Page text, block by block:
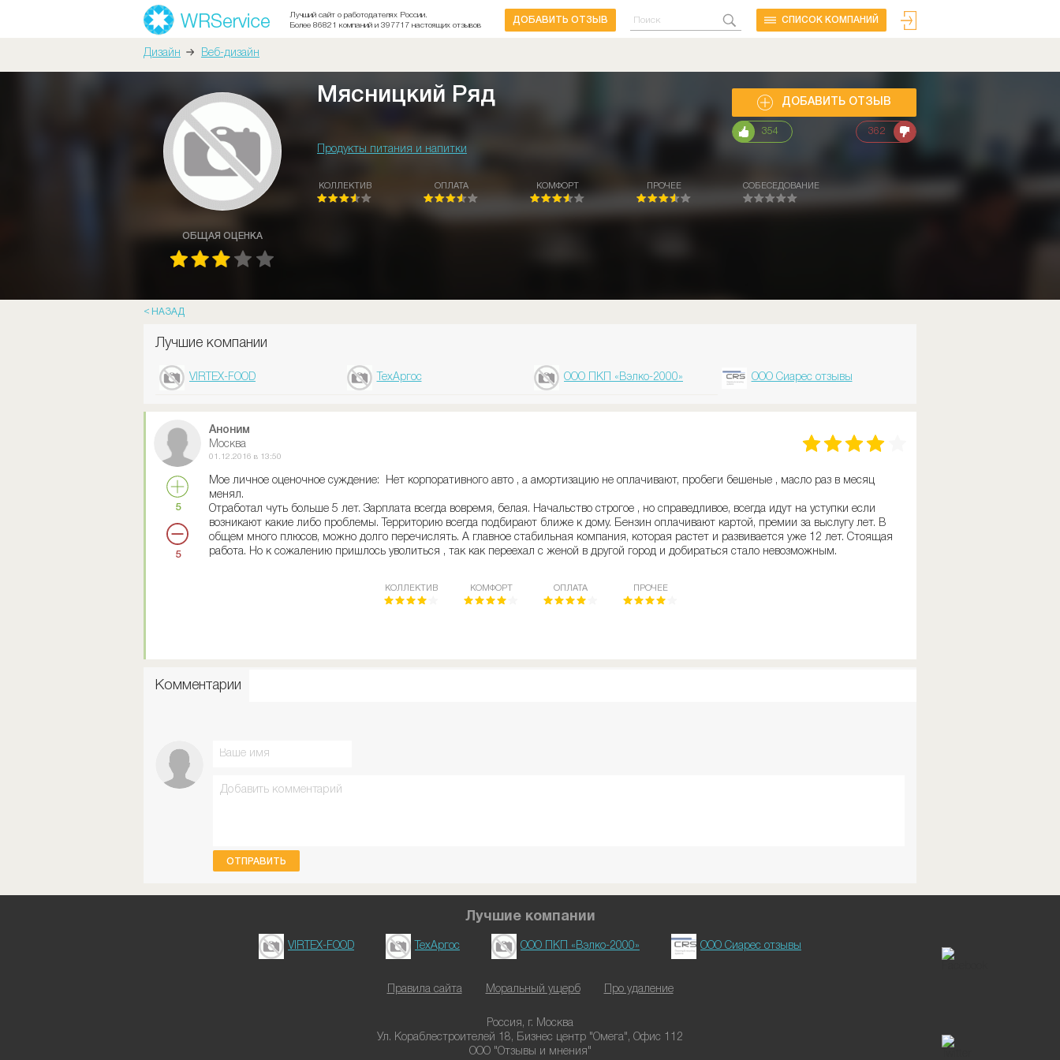
Лучший сайт о работодателях России.
Более 86821 компаний и 397717 настоящих отзывов
ДОБАВИТЬ ОТЗЫВ CПИСОК КОМПАНИЙ
Дизайн Веб-дизайн
ОБЩАЯ ОЦЕНКА
Мясницкий Ряд
Продукты питания и напитки
ДОБАВИТЬ ОТЗЫВ
354 362
КОЛЛЕКТИВ ОПЛАТА КОМФОРТ ПРОЧЕЕ СОБЕСЕДОВАНИЕ
НАЗАД
Лучшие компании
VIRTEX-FOOD ТехАргос ООО ПКП «Вэлко-2000» ООО Сиарес отзывы
5
5
Аноним
Москва
01.12.2016 в 13:50
Мое личное оценочное суждение: Нет корпоративного авто , а амортизацию не оплачивают, пробеги бешеные , масло раз в месяц
менял.
Отработал чуть больше 5 лет. Зарплата всегда вовремя, белая. Начальство строгое , но справедливое, всегда идут на уступки если
возникают какие либо проблемы. Территорию всегда подбирают ближе к дому. Бензин оплачивают картой, премии за выслугу лет. В
общем много плюсов, можно долго перечислять. А главное стабильная компания, которая растет и развивается уже 12 лет. Стоящая
работа. Но к сожалению пришлось уволиться , так как переехал с женой в другой город и добираться стало невозможным.
КОЛЛЕКТИВ КОМФОРТ ОПЛАТА ПРОЧЕЕ
Комментарии
ОТПРАВИТЬ
Лучшие компании
VIRTEX-FOOD ТехАргос ООО ПКП «Вэлко-2000» ООО Сиарес отзывы
Правила сайта Моральный ущерб Про удаление
Россия, г. Москва
Ул. Кораблестроителей 18, Бизнес центр "Омега", Офис 112
ООО "Отзывы и мнения"